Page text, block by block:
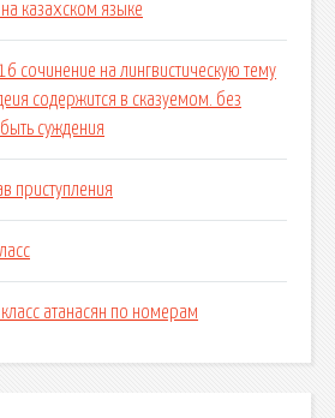
казахском языке
сочинение на лингвистическую тему
содержится в сказуемом. без
суждения
приступления
атанасян по номерам